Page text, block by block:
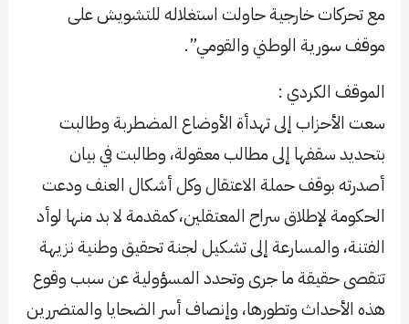
مع تحركات خارجية حاولت استغلاله للتشويش على
موقف سورية الوطني والقومي”.
الموقف الكردي :
سعت الأحزاب إلى تهدأة الأوضاع المضطربة وطالبت
بتحديد سقفها إلى مطالب معقولة، وطالبت في بيان
أصدرته بوقف حملة الاعتقال وكل أشكال العنف ودعت
الحكومة لإطلاق سراح المعتقلين، كمقدمة لا بد منها لوأد
الفتنة، والمسارعة إلى تشكيل لجنة تحقيق وطنية نزيهة
تتقصى حقيقة ما جرى وتحدد المسؤولية عن سبب وقوع
هذه الأحداث وتطورها، وإنصاف أسر الضحايا والمتضررين